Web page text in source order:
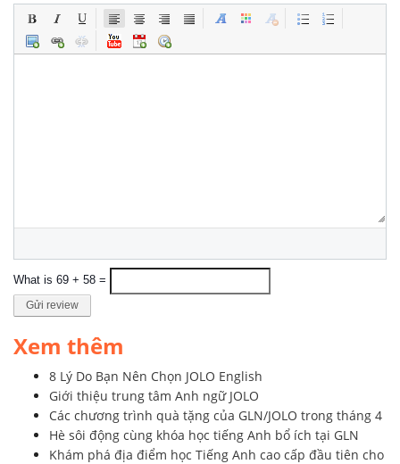
What is 69 + 58 =
Gửi review
Xem thêm
8 Lý Do Bạn Nên Chọn JOLO English
Giới thiệu trung tâm Anh ngữ JOLO
Các chương trình quà tặng của GLN/JOLO trong tháng 4
Hè sôi động cùng khóa học tiếng Anh bổ ích tại GLN
Khám phá địa điểm học Tiếng Anh cao cấp đầu tiên cho